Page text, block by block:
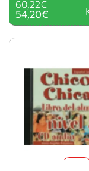
54,20€
60,22€